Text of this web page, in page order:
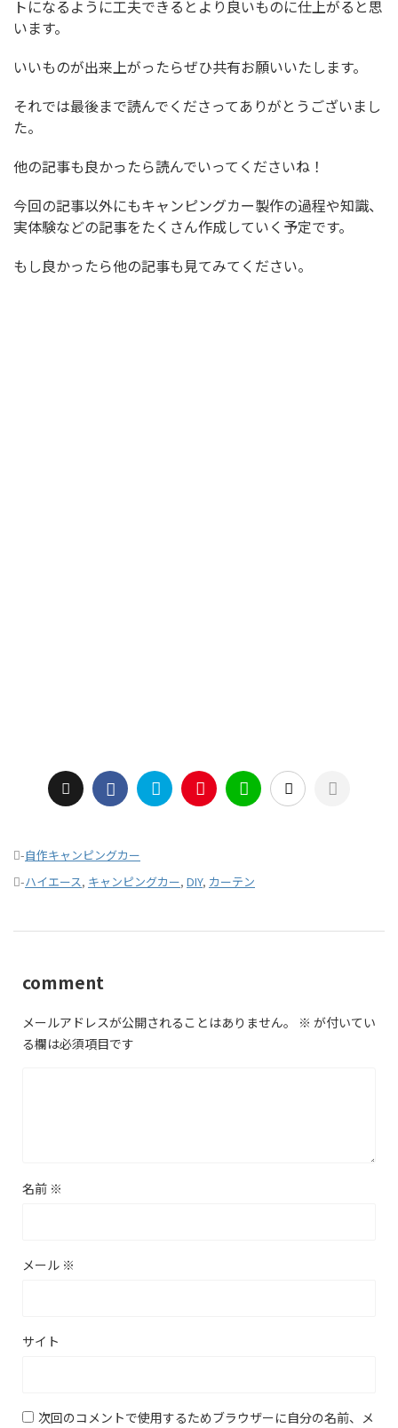
トになるように工夫できるとより良いものに仕上がると思
います。
いいものが出来上がったらぜひ共有お願いいたします。
それでは最後まで読んでくださってありがとうございまし
た。
他の記事も良かったら読んでいってくださいね！
今回の記事以外にもキャンピングカー製作の過程や知識、
実体験などの記事をたくさん作成していく予定です。
もし良かったら他の記事も見てみてください。
-自作キャンピングカー
-ハイエース, キャンピングカー, DIY, カーテン
comment
メールアドレスが公開されることはありません。 ※ が付いてい
る欄は必須項目です
名前 ※
メール ※
サイト
次回のコメントで使用するためブラウザーに自分の名前、メ